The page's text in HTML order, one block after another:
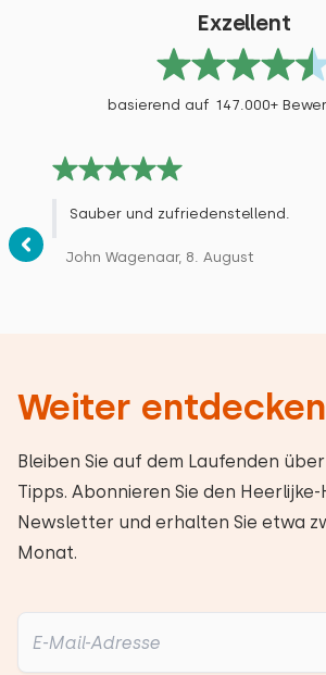
Exzellent
basierend auf 147.000+
Sauber und zufriedenstellend.
John Wagenaar, 8. August
Weiter entdecken
Bleiben Sie auf dem Laufenden
Tipps. Abonnieren Sie den Heerlijke-
Newsletter und erhalten Sie etwa
Monat.